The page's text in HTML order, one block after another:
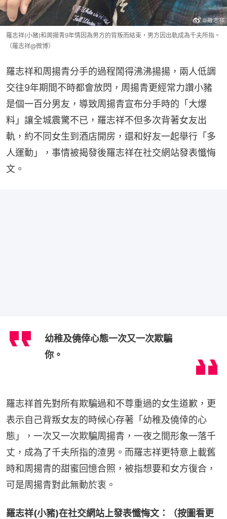
羅志祥(小豬)和周揚青9年情因為男方的背叛而結束，男方因出軌成為千夫所指。
（羅志祥@微博）
羅志祥和周揚青分手的過程鬧得沸沸揚揚，兩人低調
交往9年期間不時都會放閃，周揚青更經常力讚小豬
是個一百分男友，導致周揚青宣布分手時的「大爆
料」讓全城震驚不已，羅志祥不但多次背著女友出
軌，約不同女生到酒店開房，還和好友一起舉行「多
人運動」，事情被揭發後羅志祥在社交網站發表懺悔
文。
幼稚及僥倖心態一次又一次欺騙
你。
羅志祥首先對所有欺騙過和不尊重過的女生道歉，更
表示自己背叛女友的時候心存著「幼稚及僥倖的心
態」，一次又一次欺騙周揚青，一夜之間形象一落千
丈，成為了千夫所指的渣男。而羅志祥更特意上載舊
時和周揚青的甜蜜回憶合照，被指想要和女方復合，
可是周揚青對此無動於衷。
羅志祥(小豬)在社交網站上發表懺悔文：（按圖看更